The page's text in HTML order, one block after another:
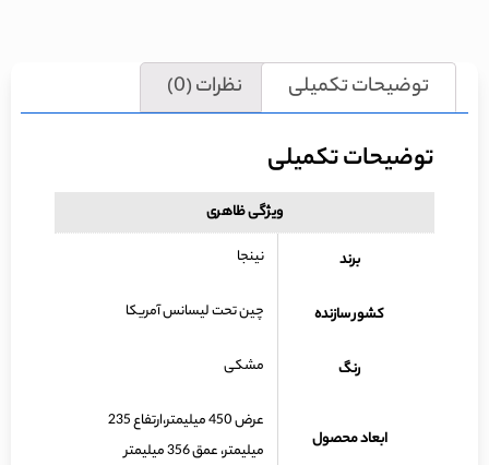
توضیحات تکمیلی نظرات (0)
توضیحات تکمیلی
ویژگی ظاهری
برند نینجا
کشور سازنده چین تحت لیسانس آمریکا
رنگ مشکی
ابعاد محصول
عرض 450 میلیمتر،ارتفاع 235
میلیمتر، عمق 356 میلیمتر